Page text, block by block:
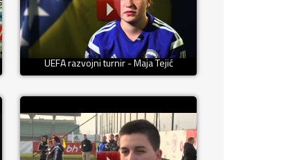
UEFA razvojni turnir - Maja Tejić